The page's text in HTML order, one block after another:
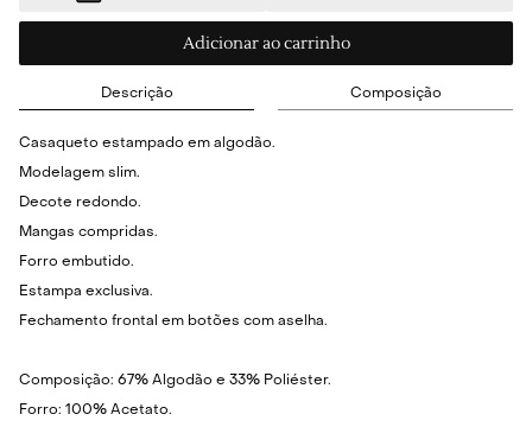
Adicionar ao carrinho
Descrição Composição
Casaqueto estampado em algodão.
Modelagem slim.
Decote redondo.
Mangas compridas.
Forro embutido.
Estampa exclusiva.
Fechamento frontal em botões com aselha.
Composição: 67% Algodão e 33% Poliéster.
Forro: 100% Acetato.